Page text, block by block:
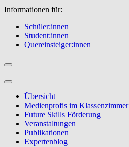
Informationen für:
Schüler:innen
Student:innen
Quereinsteiger:innen
Übersicht
Medienprofis im Klassenzimmer
Future Skills Förderung
Veranstaltungen
Publikationen
Expertenblog